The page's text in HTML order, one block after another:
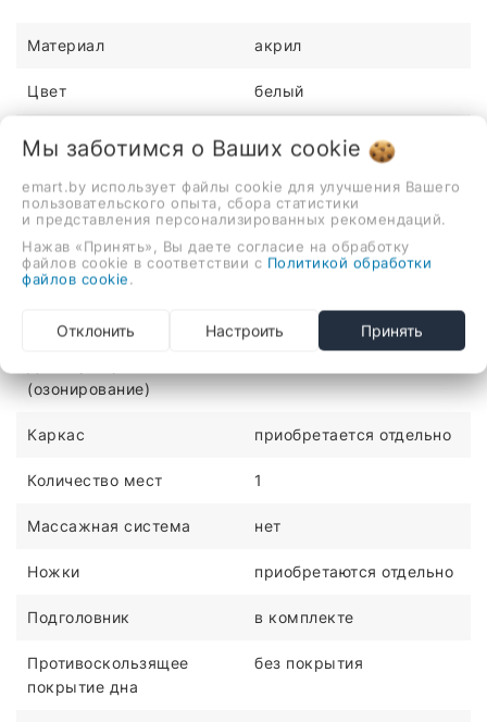
Материал акрил
Цвет белый
Высота
_stockStatus 1
Длина 160см
Ширина 75см
(озонирование)
Каркас приобретается отдельно
Количество мест 1
Массажная система нет
Ножки приобретаются отдельно
Подголовник в комплекте
Противоскользящее
покрытие дна
без покрытия
Мы заботимся о Ваших cookie
emart.by использует файлы cookie для улучшения Вашего
пользовательского опыта, сбора статистики
и представления персонализированных рекомендаций.
Нажав «Принять», Вы даете согласие на обработку
файлов cookie в соответствии с Политикой обработки
файлов cookie
Отклонить Настроить Принять